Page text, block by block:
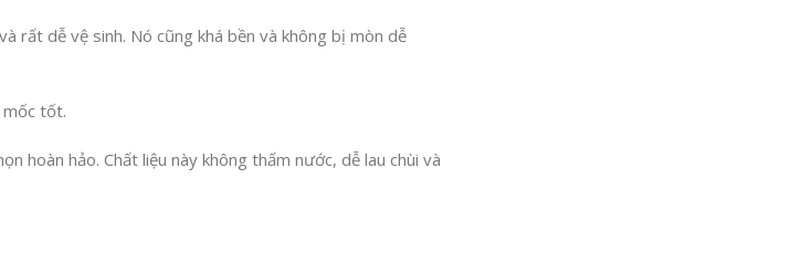
rất dễ vệ sinh. Nó cũng khá bền và không bị mòn dễ
mốc tốt.
hoàn hảo. Chất liệu này không thấm nước, dễ lau chùi và